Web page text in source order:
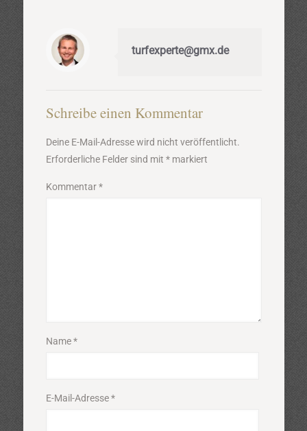
turfexperte@gmx.de
Schreibe einen Kommentar
Deine E-Mail-Adresse wird nicht veröffentlicht.
Erforderliche Felder sind mit *markiert
Kommentar*
Name*
E-Mail-Adresse*